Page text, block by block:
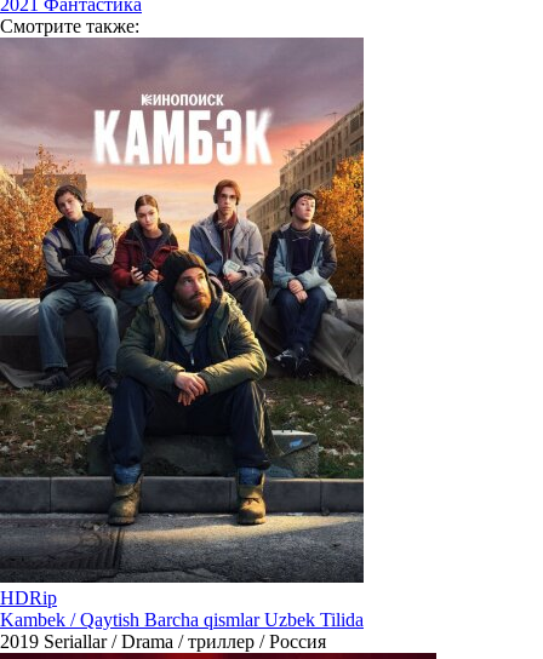
2021
Фантастика
Смотрите также:
HDRip
Kambek / Qaytish Barcha qismlar Uzbek Tilida
2019 Seriallar / Drama / триллер / Россия